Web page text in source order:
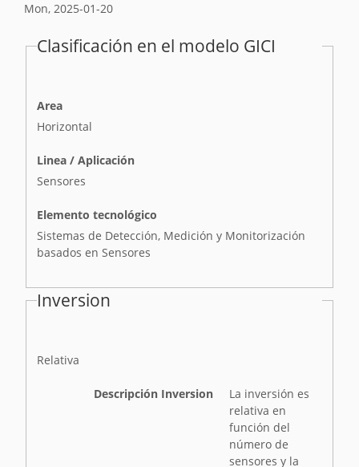
Mon, 2025-01-20
Clasificación en el modelo GICI
Area
Horizontal
Linea / Aplicación
Sensores
Elemento tecnológico
Sistemas de Detección, Medición y Monitorización
basados en Sensores
Inversion
IRelativa
Descripción Inversion
La inversión es
relativa en
función del
número de
sensores y la